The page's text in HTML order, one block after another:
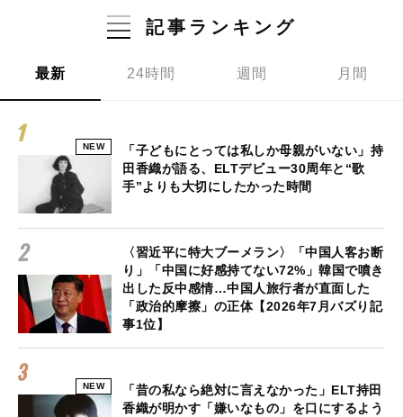
記事ランキング
最新 24時間 週間 月間
NEW
「子どもにとっては私しか母親がいない」持
田香織が語る、ELTデビュー30周年と“歌
手”よりも大切にしたかった時間
〈習近平に特大ブーメラン〉「中国人客お断
り」「中国に好感持てない72%」韓国で噴き
出した反中感情…中国人旅行者が直面した
「政治的摩擦」の正体【2026年7月バズり記
事1位】
NEW
「昔の私なら絶対に言えなかった」ELT持田
香織が明かす「嫌いなもの」を口にするよう